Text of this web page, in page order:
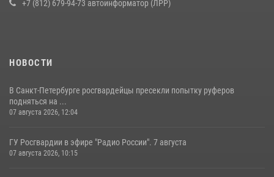
+7 (812) 679-94-73 автоинформатор (ЛРР)
НОВОСТИ
В Санкт-Петербурге росгвардейцы пресекли попытку руферов
подняться на ...
07 августа 2026, 12:04
ГУ Росгвардии в эфире "Радио России". 7 августа
07 августа 2026, 10:15